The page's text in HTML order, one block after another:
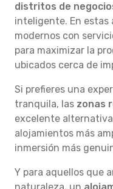
distritos de
inteligente. En estas
modernos con
para maximizar la
ubicados cerca de
Si prefieres una
tranquila, las zonas
excelente
alojamientos más
inmersión más
Y para aquellos que